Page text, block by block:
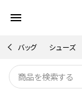
menu
バッグ シューズ